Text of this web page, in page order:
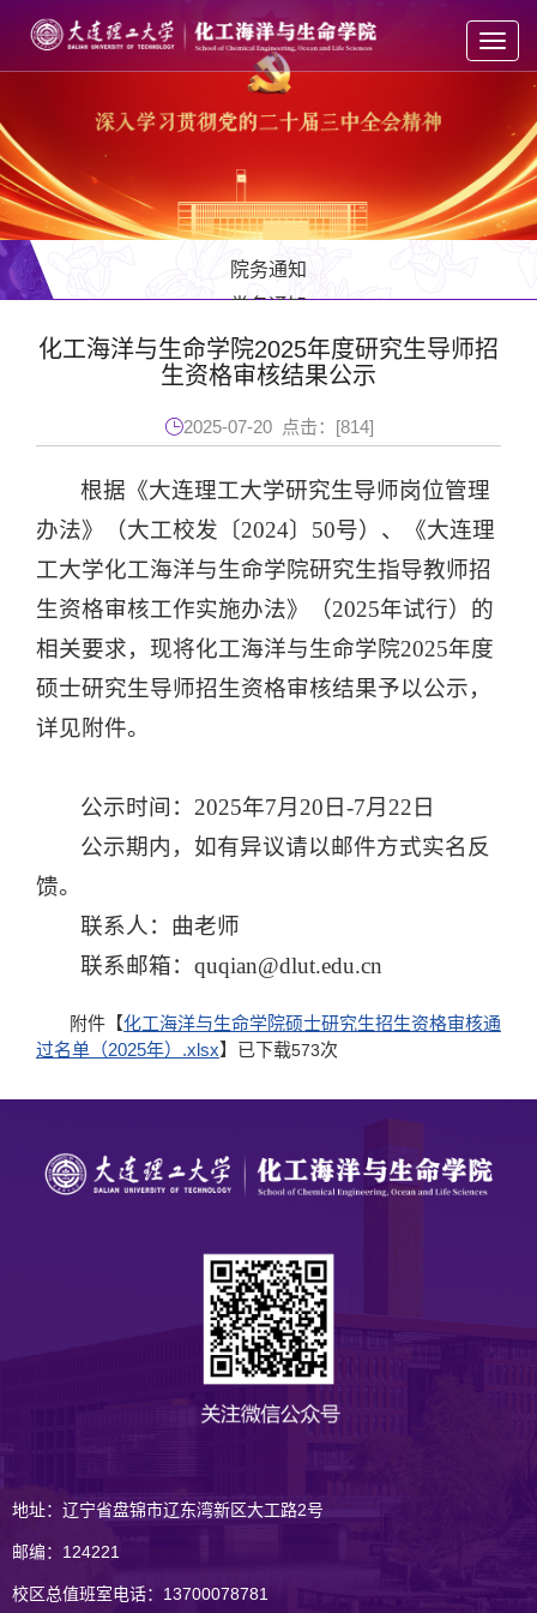
院务通知
党务通知
教务通知
学工通知
人才招聘
化工海洋与生命学院2025年度研究生导师招
生资格审核结果公示
2025-07-20 点击：[814]
根据《大连理工大学研究生导师岗位管理
办法》（大工校发〔2024〕50号）、《大连理
工大学化工海洋与生命学院研究生指导教师招
生资格审核工作实施办法》（2025年试行）的
相关要求，现将化工海洋与生命学院2025年度
硕士研究生导师招生资格审核结果予以公示，
详见附件。
公示时间：2025年7月20日-7月22日
公示期内，如有异议请以邮件方式实名反
馈。
联系人：曲老师
联系邮箱：quqian@dlut.edu.cn
附件【化工海洋与生命学院硕士研究生招生资格审核通
过名单（2025年）.xlsx】已下载573次
地址：辽宁省盘锦市辽东湾新区大工路2号
邮编：124221
校区总值班室电话：13700078781